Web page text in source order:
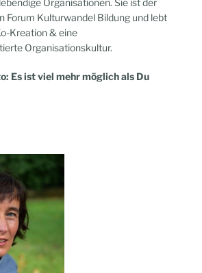
Organisationen. Sie ist der
Forum Kulturwandel Bildung und lebt
Kreation & eine
Organisationskultur.
Es ist viel mehr möglich als Du